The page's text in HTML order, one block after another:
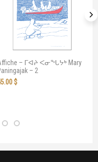
– ᒥᐊᔨ ᐸᓂᖓᔭᒃ Mary
– 2
$